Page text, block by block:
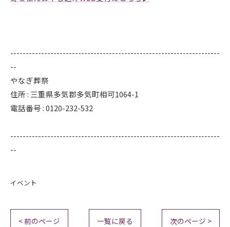
--------------------------------------------------------------------
--
やなぎ葬祭
住所 : 三重県多気郡多気町相可1064-1
電話番号 : 0120-232-532
--------------------------------------------------------------------
--
イベント
< 前のページ 一覧に戻る 次のページ >